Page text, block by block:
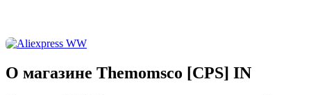
О магазине Themomsco [CPS] IN